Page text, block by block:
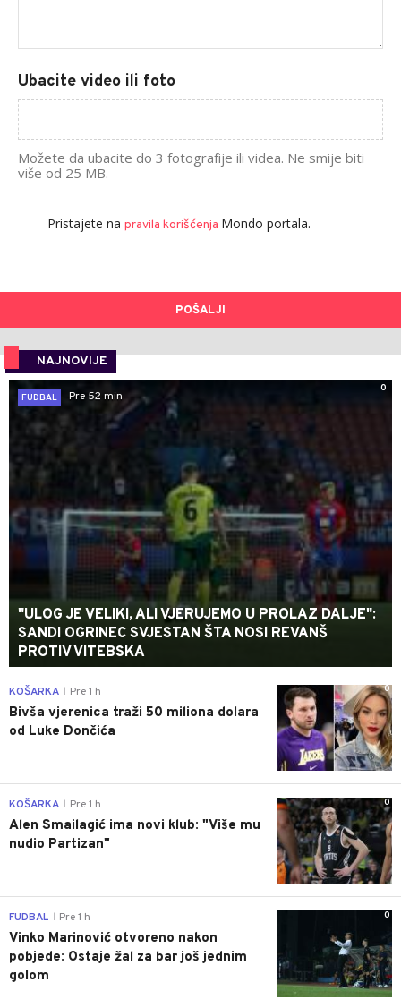
Ubacite video ili foto
Možete da ubacite do 3 fotografije ili videa. Ne smije biti
više od 25 MB.
Pristajete na pravila korišćenja Mondo portala.
POŠALJI
NAJNOVIJE
0
FUDBAL
Pre 52 min
"ULOG JE VELIKI, ALI VJERUJEMO U PROLAZ DALJE":
SANDI OGRINEC SVJESTAN ŠTA NOSI REVANŠ
PROTIV VITEBSKA
0
KOŠARKA Pre 1 h
Bivša vjerenica traži 50 miliona dolara
od Luke Dončića
0
KOŠARKA Pre 1 h
Alen Smailagić ima novi klub: "Više mu
nudio Partizan"
0
FUDBAL Pre 1 h
Vinko Marinović otvoreno nakon
pobjede: Ostaje žal za bar još jednim
golom